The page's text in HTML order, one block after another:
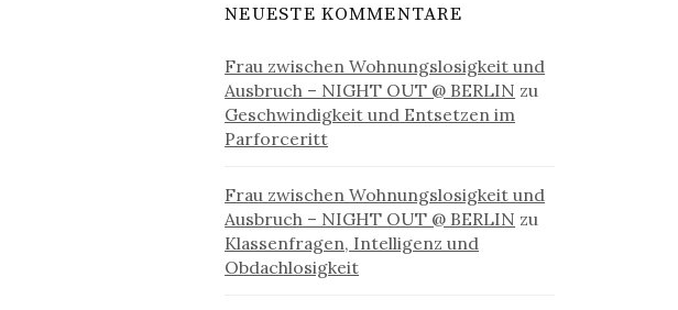
NEUESTE KOMMENTARE
Frau zwischen Wohnungslosigkeit und
Ausbruch – NIGHT OUT @ BERLIN zu
Geschwindigkeit und Entsetzen im
Parforceritt
Frau zwischen Wohnungslosigkeit und
Ausbruch – NIGHT OUT @ BERLIN zu
Klassenfragen, Intelligenz und
Obdachlosigkeit